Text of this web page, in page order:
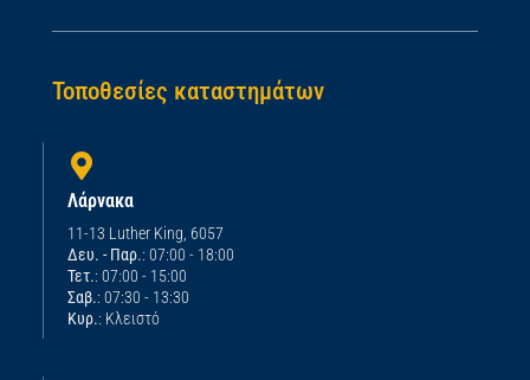
Τοποθεσίες καταστημάτων
Λάρνακα
11-13 Luther King, 6057
Δευ. - Παρ.: 07:00 - 18:00
Τετ.: 07:00 - 15:00
Σαβ.: 07:30 - 13:30
Κυρ.: Κλειστό